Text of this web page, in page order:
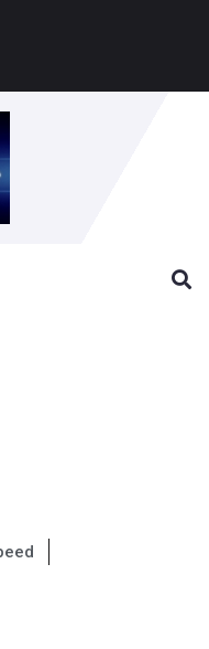
κατασ